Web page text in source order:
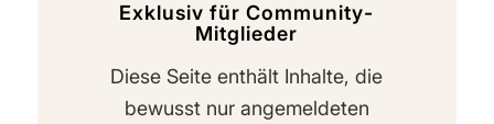
Exklusiv für Community-
Mitglieder
Diese Seite enthält Inhalte, die
bewusst nur angemeldeten